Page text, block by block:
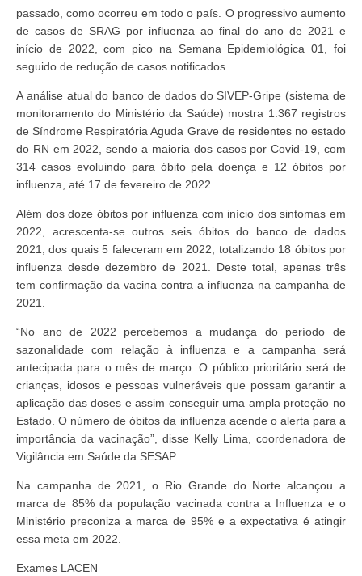
passado, como ocorreu em todo o país. O progressivo aumento
de casos de SRAG por influenza ao final do ano de 2021 e
início de 2022, com pico na Semana Epidemiológica 01, foi
seguido de redução de casos notificados
A análise atual do banco de dados do SIVEP-Gripe (sistema de
monitoramento do Ministério da Saúde) mostra 1.367 registros
de Síndrome Respiratória Aguda Grave de residentes no estado
do RN em 2022, sendo a maioria dos casos por Covid-19, com
314 casos evoluindo para óbito pela doença e 12 óbitos por
influenza, até 17 de fevereiro de 2022.
Além dos doze óbitos por influenza com início dos sintomas em
2022, acrescenta-se outros seis óbitos do banco de dados
2021, dos quais 5 faleceram em 2022, totalizando 18 óbitos por
influenza desde dezembro de 2021. Deste total, apenas três
tem confirmação da vacina contra a influenza na campanha de
2021.
“No ano de 2022 percebemos a mudança do período de
sazonalidade com relação à influenza e a campanha será
antecipada para o mês de março. O público prioritário será de
crianças, idosos e pessoas vulneráveis que possam garantir a
aplicação das doses e assim conseguir uma ampla proteção no
Estado. O número de óbitos da influenza acende o alerta para a
importância da vacinação”, disse Kelly Lima, coordenadora de
Vigilância em Saúde da SESAP.
Na campanha de 2021, o Rio Grande do Norte alcançou a
marca de 85% da população vacinada contra a Influenza e o
Ministério preconiza a marca de 95% e a expectativa é atingir
essa meta em 2022.
Exames LACEN